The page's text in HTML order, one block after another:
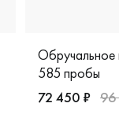
Обручальное
585 пробы
72 450 ₽ 96